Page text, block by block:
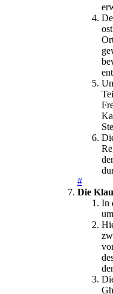
#
Die
In